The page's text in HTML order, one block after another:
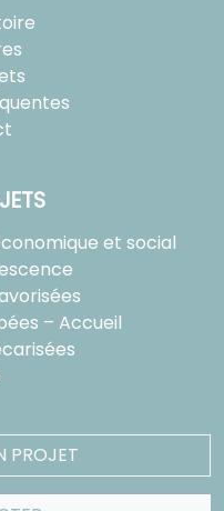
et social
– Accueil
PROJET